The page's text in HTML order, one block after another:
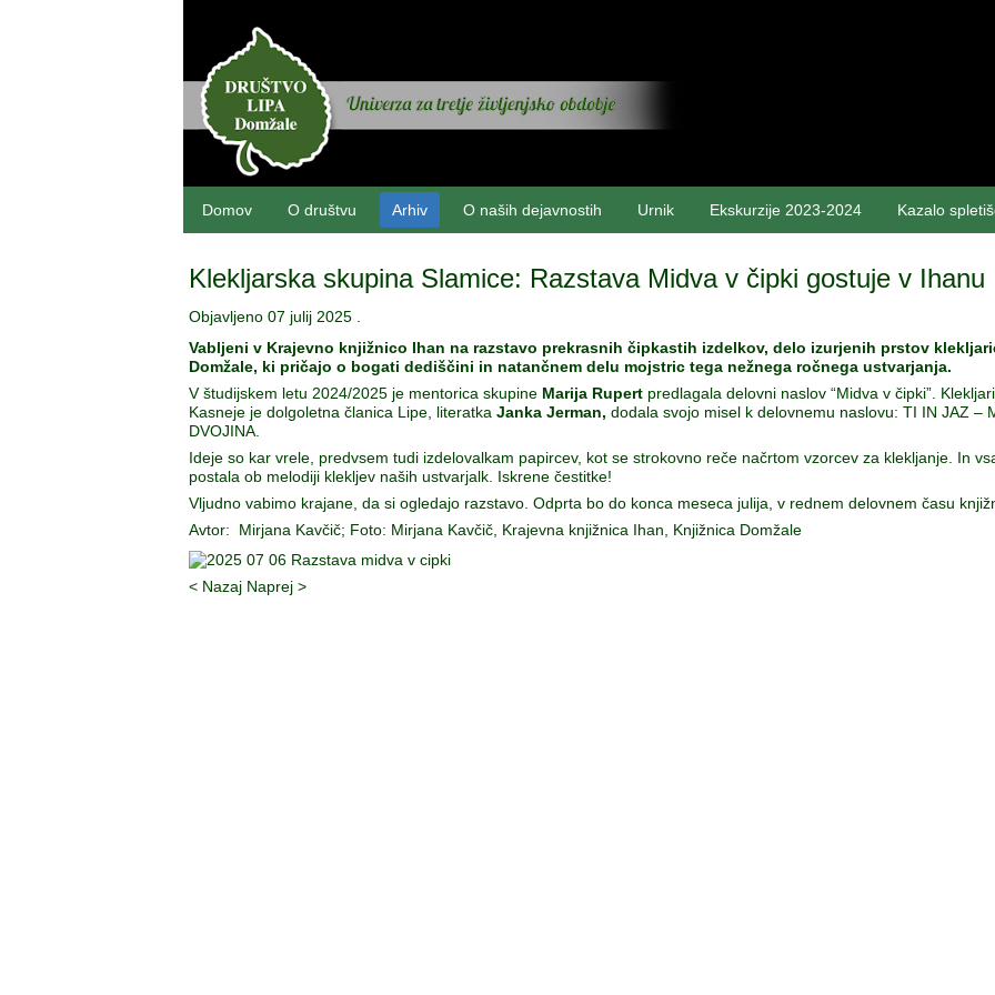
Domov O društvu Arhiv O naših dejavnostih Urnik Ekskurzije 2023-2024 Kazalo
Klekljarska skupina Slamice: Razstava Midva v čipki gostuje v Ihanu
Objavljeno 07 julij 2025
Vabljeni v Krajevno knjižnico Ihan na razstavo prekrasnih čipkastih izdelkov, delo izurjenih prstov
Domžale, ki pričajo o bogati dediščini in natančnem delu mojstric tega nežnega ročnega ustvarjanja.
V študijskem letu 2024/2025 je mentorica skupine Marija Rupertpredlagala delovni naslov “Midva v čipki”.
Kasneje je dolgoletna članica Lipe, literatka Janka Jerman, dodala svojo misel k delovnemu naslovu: TI IN JAZ –
DVOJINA.
Ideje so kar vrele, predvsem tudi izdelovalkam papircev, kot se strokovno reče načrtom vzorcev za klekljanje. In
postala ob melodiji klekljev naših ustvarjalk. Iskrene čestitke!
Vljudno vabimo krajane, da si ogledajo razstavo. Odprta bo do konca meseca julija, v rednem delovnem času
Avtor: Mirjana Kavčič; Foto: Mirjana Kavčič, Krajevna knjižnica Ihan, Knjižnica Domžale
< Nazaj Naprej >